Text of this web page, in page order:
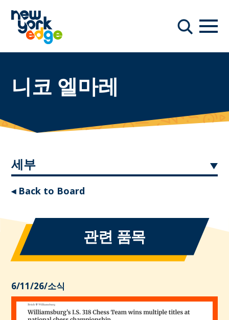
찾다
항해
니코 엘마레
세부
◂ Back to Board
관련 품목
6/11/26/소식